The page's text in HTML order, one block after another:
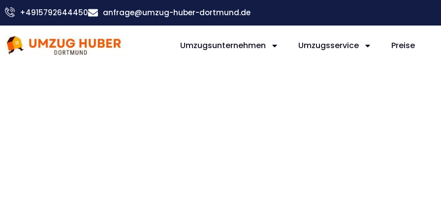
Zum
Inhalt
+4915792644450 anfrage@umzug-huber-dortmund.de
Umzugsunternehmen Umzugsservice Preise